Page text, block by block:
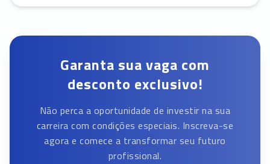
Garanta sua vaga com
desconto exclusivo!
Não perca a oportunidade de investir na sua
carreira com condições especiais. Inscreva-se
agora e comece a transformar seu futuro
profissional.